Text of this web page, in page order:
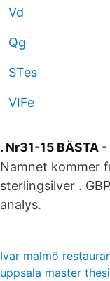
Vd
Qg
STes
VIFe
. Nr31-15 BÄSTA
Namnet kommer
sterlingsilver .
analys.
Ivar malmö
uppsala master